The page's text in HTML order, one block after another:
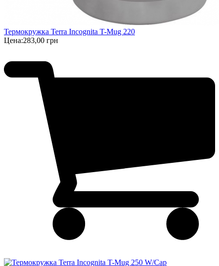
Термокружка Terra Incognita T-Mug 220
Цена:283,00 грн